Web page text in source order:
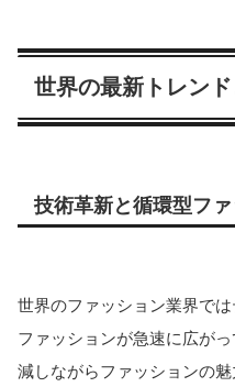
世界の最新トレン
技術革新と循環型フ
世界のファッション業界で
ファッションが急速に広が
減しながらファッションの